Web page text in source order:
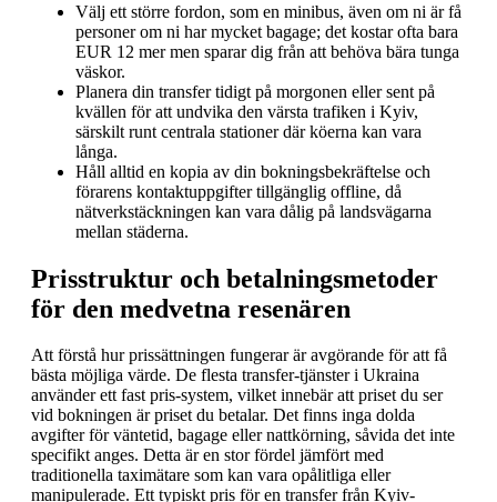
Välj ett större fordon, som en minibus, även om ni är få
personer om ni har mycket bagage; det kostar ofta bara
EUR 12 mer men sparar dig från att behöva bära tunga
väskor.
Planera din transfer tidigt på morgonen eller sent på
kvällen för att undvika den värsta trafiken i Kyiv,
särskilt runt centrala stationer där köerna kan vara
långa.
Håll alltid en kopia av din bokningsbekräftelse och
förarens kontaktuppgifter tillgänglig offline, då
nätverkstäckningen kan vara dålig på landsvägarna
mellan städerna.
Prisstruktur och betalningsmetoder
för den medvetna resenären
Att förstå hur prissättningen fungerar är avgörande för att få
bästa möjliga värde. De flesta transfer-tjänster i Ukraina
använder ett fast pris-system, vilket innebär att priset du ser
vid bokningen är priset du betalar. Det finns inga dolda
avgifter för väntetid, bagage eller nattkörning, såvida det inte
specifikt anges. Detta är en stor fördel jämfört med
traditionella taximätare som kan vara opålitliga eller
manipulerade. Ett typiskt pris för en transfer från Kyiv-